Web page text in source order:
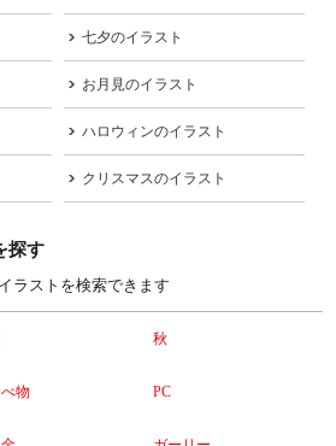
七夕のイラスト
お月見のイラスト
ハロウィンのイラスト
クリスマスのイラスト
探す
ラストを検索できます
秋
物 PC